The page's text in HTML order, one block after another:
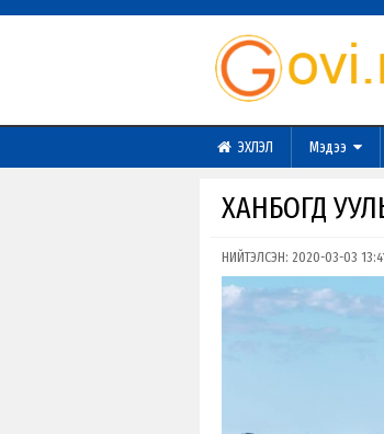
ЭХЛЭЛ Мэдээ
ХАНБОГД
НИЙТЭЛСЭН: 2020-03-03 13:41